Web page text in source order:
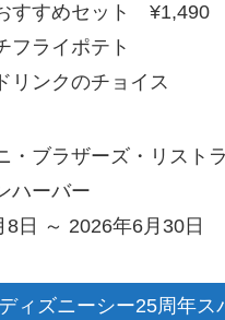
すすめセット ¥1,490
フライポテト
リンクのチョイス
・ブラザーズ・リスト
ハーバー
8日 ～ 2026年6月30日
ディズニーシー25周年ス